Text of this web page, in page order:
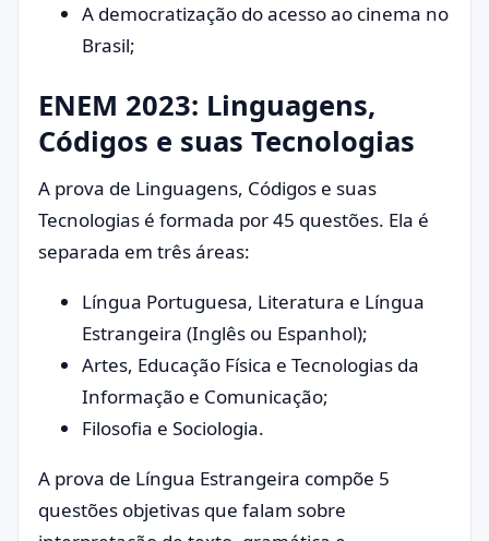
A democratização do acesso ao cinema no
Brasil;
ENEM 2023: Linguagens,
Códigos e suas Tecnologias
A prova de Linguagens, Códigos e suas
Tecnologias é formada por 45 questões. Ela é
separada em três áreas:
Língua Portuguesa, Literatura e Língua
Estrangeira (Inglês ou Espanhol);
Artes, Educação Física e Tecnologias da
Informação e Comunicação;
Filosofia e Sociologia.
A prova de Língua Estrangeira compõe 5
questões objetivas que falam sobre